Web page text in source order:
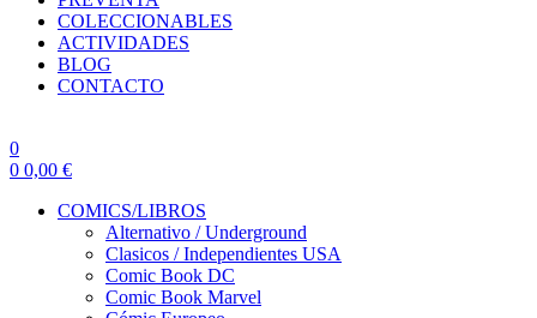
COLECCIONABLES
ACTIVIDADES
BLOG
CONTACTO
0
0 0,00 €
COMICS/LIBROS
Alternativo / Underground
Clasicos / Independientes USA
Comic Book DC
Comic Book Marvel